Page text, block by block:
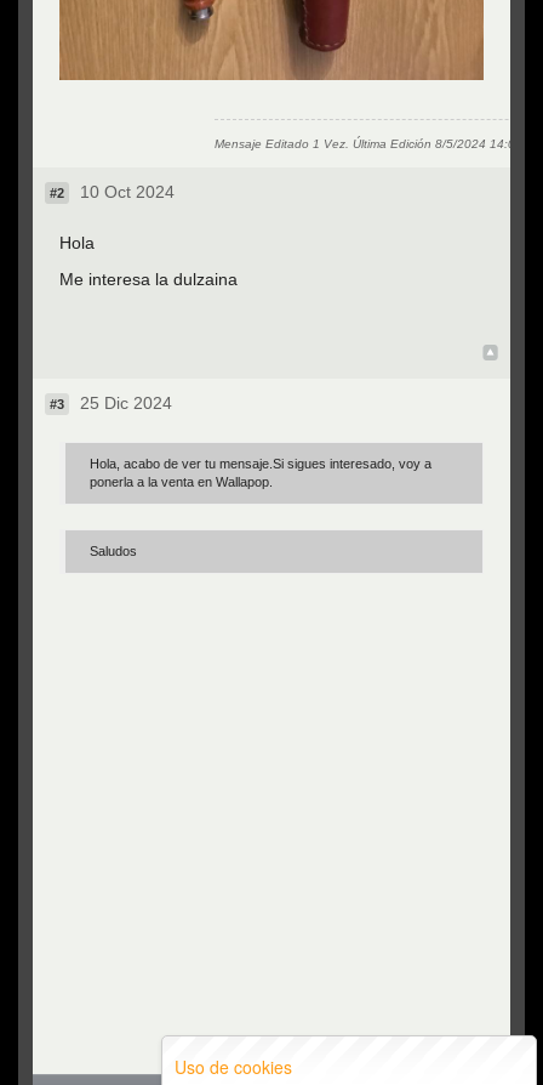
Mensaje Editado 1 Vez. Última Edición 8/5/2024 14:05:29
#2 10 Oct 2024
Hola
Me interesa la dulzaina
#3 25 Dic 2024
Hola, acabo de ver tu mensaje.Si sigues interesado, voy a
ponerla a la venta en Wallapop.
Saludos
Uso de cookies